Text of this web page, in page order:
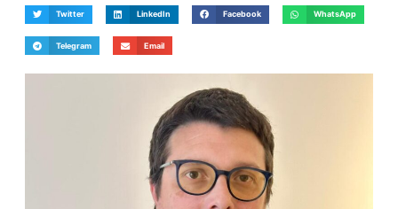
Twitter LinkedIn Facebook WhatsApp
Telegram Email